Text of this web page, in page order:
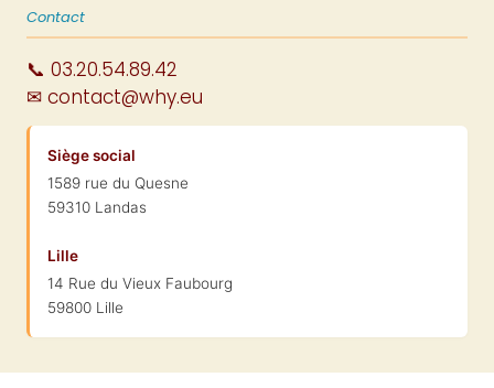
Contact
📞 03.20.54.89.42
✉ contact@why.eu
Siège social
1589 rue du Quesne
59310 Landas
Lille
14 Rue du Vieux Faubourg
59800 Lille